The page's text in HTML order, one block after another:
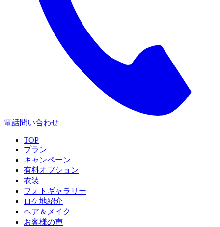
電話問い合わせ
TOP
プラン
キャンペーン
有料オプション
衣装
フォトギャラリー
ロケ地紹介
ヘア＆メイク
お客様の声